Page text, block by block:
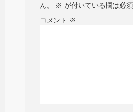
ん。
※ が付いている欄は必
コメント ※